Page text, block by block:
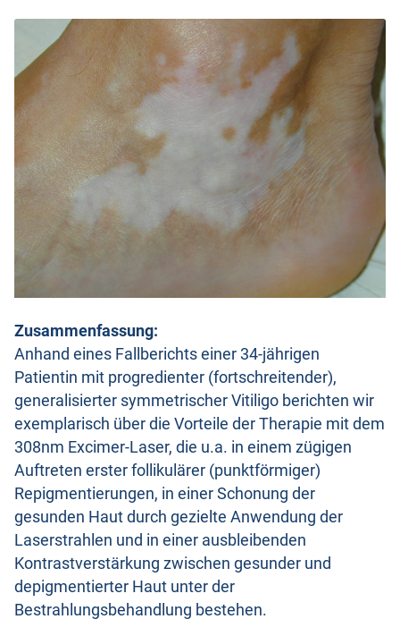
Zusammenfassung:
Anhand eines Fallberichts einer 34-jährigen
Patientin mit progredienter (fortschreitender),
generalisierter symmetrischer Vitiligo berichten wir
exemplarisch über die Vorteile der Therapie mit dem
308nm Excimer-Laser, die u.a. in einem zügigen
Auftreten erster follikulärer (punktförmiger)
Repigmentierungen, in einer Schonung der
gesunden Haut durch gezielte Anwendung der
Laserstrahlen und in einer ausbleibenden
Kontrastverstärkung zwischen gesunder und
depigmentierter Haut unter der
Bestrahlungsbehandlung bestehen.